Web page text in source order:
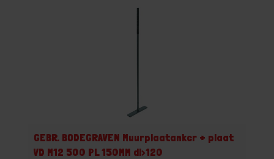
GEBR. BODEGRAVEN Muurplaatanker + plaat
VD M12 500 PL 150MM dl>120